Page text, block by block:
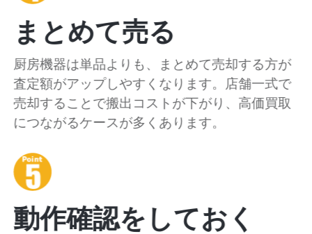
まとめて売る
厨房機器は単品よりも、まとめて売却する方が
査定額がアップしやすくなります。店舗一式で
売却することで搬出コストが下がり、高価買取
につながるケースが多くあります。
動作確認をしておく